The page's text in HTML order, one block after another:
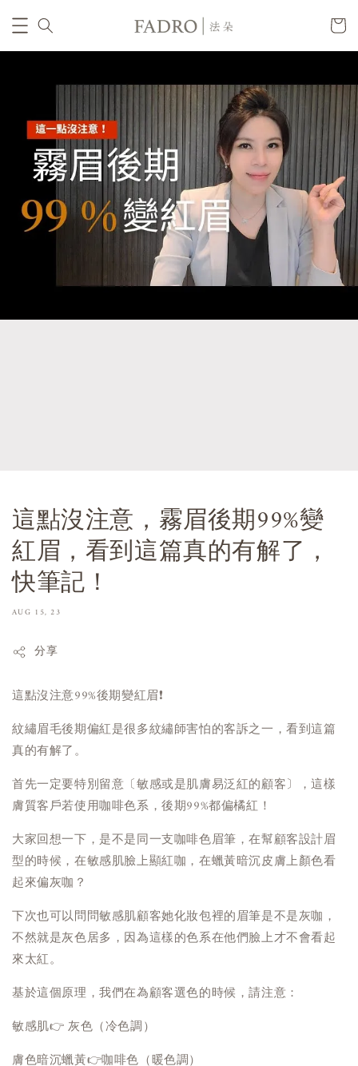
這點沒注意，霧眉後期99%變
紅眉，看到這篇真的有解了，
快筆記！
AUG 15, 23
分享
這點沒注意99%後期變紅眉❗️
紋繡眉毛後期偏紅是很多紋繡師害怕的客訴之一，看到這篇
真的有解了。
首先一定要特別留意〔敏感或是肌膚易泛紅的顧客〕，這樣
膚質客戶若使用咖啡色系，後期99%都偏橘紅！
大家回想一下，是不是同一支咖啡色眉筆，在幫顧客設計眉
型的時候，在敏感肌臉上顯紅咖，在蠟黃暗沉皮膚上顏色看
起來偏灰咖？
下次也可以問問敏感肌顧客她化妝包裡的眉筆是不是灰咖，
不然就是灰色居多，因為這樣的色系在他們臉上才不會看起
來太紅。
基於這個原理，我們在為顧客選色的時候，請注意：
敏感肌👉 灰色（冷色調）
膚色暗沉蠟黃👉咖啡色（暖色調）